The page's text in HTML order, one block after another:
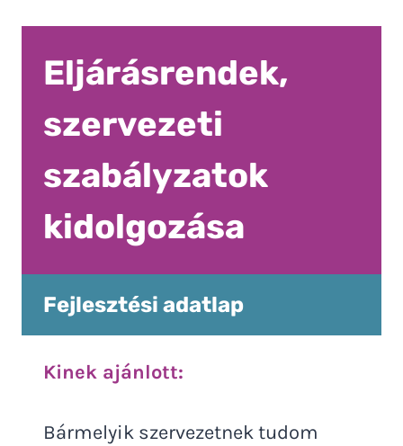
Eljárásrendek,
szervezeti
szabályzatok
kidolgozása
Fejlesztési adatlap
Kinek ajánlott:
Bármelyik szervezetnek tudom